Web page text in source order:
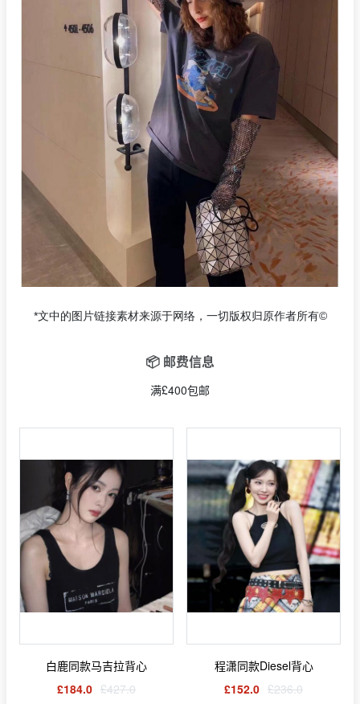
*文中的图片链接素材来源于网络，一切版权归原作者所有©
📦 邮费信息
满£400包邮
白鹿同款马吉拉背心
£184.0 £427.0
程潇同款Diesel背心
£152.0 £236.0